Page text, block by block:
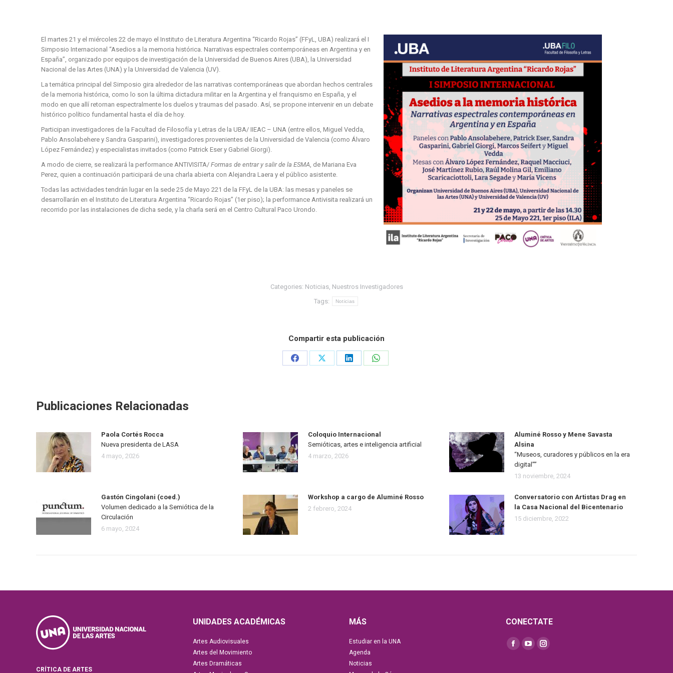
El martes 21 y el miércoles 22 de mayo el Instituto de Literatura Argentina “Ricardo Rojas” (FFyL, UBA) realizará el I
Simposio Internacional “Asedios a la memoria histórica. Narrativas espectrales contemporáneas en Argentina y en
España”, organizado por equipos de investigación de la Universidad de Buenos Aires (UBA), la Universidad
Nacional de las Artes (UNA) y la Universidad de Valencia (UV).
La temática principal del Simposio gira alrededor de las narrativas contemporáneas que abordan hechos centrales
de la memoria histórica, como lo son la última dictadura militar en la Argentina y el franquismo en España, y el
modo en que allí retornan espectralmente los duelos y traumas del pasado. Así, se propone intervenir en un debate
histórico político fundamental hasta el día de hoy.
Participan investigadores de la Facultad de Filosofía y Letras de la UBA/ IIEAC – UNA (entre ellos, Miguel Vedda,
Pablo Ansolabehere y Sandra Gasparini), investigadores provenientes de la Universidad de Valencia (como Álvaro
López Fernández) y especialistas invitados (como Patrick Eser y Gabriel Giorgi).
A modo de cierre, se realizará la performance ANTIVISITA/ Formas de entrar y salir de la ESMA, de Mariana Eva
Perez, quien a continuación participará de una charla abierta con Alejandra Laera y el público asistente.
Todas las actividades tendrán lugar en la sede 25 de Mayo 221 de la FFyL de la UBA: las mesas y paneles se
desarrollarán en el Instituto de Literatura Argentina “Ricardo Rojas” (1er piso); la performance Antivisita realizará un
recorrido por las instalaciones de dicha sede, y la charla será en el Centro Cultural Paco Urondo.
Categories: Noticias, Nuestros Investigadores
Tags:
Noticias
Compartir esta publicación
Publicaciones Relacionadas
Paola Cortés Rocca
Nueva presidenta de LASA
4 mayo, 2026
Coloquio Internacional
Semióticas, artes e inteligencia artificial
4 marzo, 2026
Aluminé Rosso y Mene Savasta
Alsina
“Museos, curadores y públicos en la era
digital””
13 noviembre, 2024
Gastón Cingolani (coed.)
Volumen dedicado a la Semiótica de la
Circulación
6 mayo, 2024
Workshop a cargo de Aluminé Rosso
2 febrero, 2024
Conversatorio con Artistas Drag en
la Casa Nacional del Bicentenario
15 diciembre, 2022
CRÍTICA DE ARTES
UNIDADES ACADÉMICAS
Artes Audiovisuales
Artes del Movimiento
Artes Dramáticas
MÁS
Estudiar en la UNA
Agenda
Noticias
CONECTATE
Find us on: